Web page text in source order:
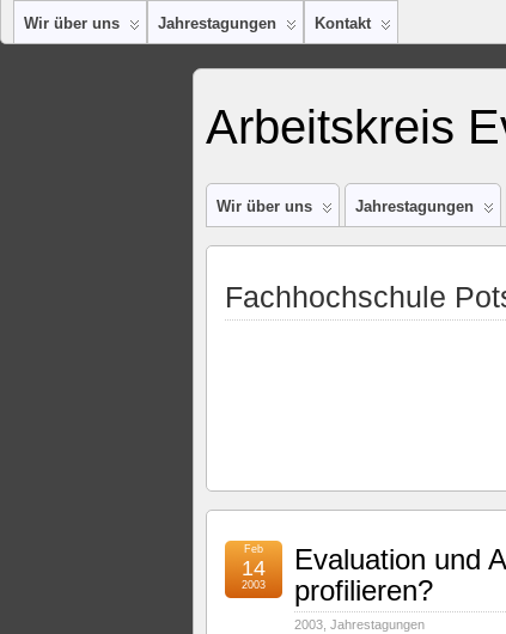
Wir über uns Jahrestagungen Kontakt
Arbeitskreis
Wir über uns Jahrestagungen
Fachhochschule
Evaluation und
profilieren?
2003 Jahrestagungen
Feb
14
2003